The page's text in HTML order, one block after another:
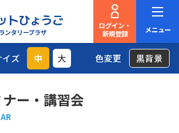
ログイン・
新規登録
メニュー
ズ 中 大 色変更 黒背景
ー・講習会